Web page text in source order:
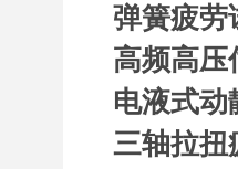
弹簧疲劳
高频高压
电液式动
三轴拉扭